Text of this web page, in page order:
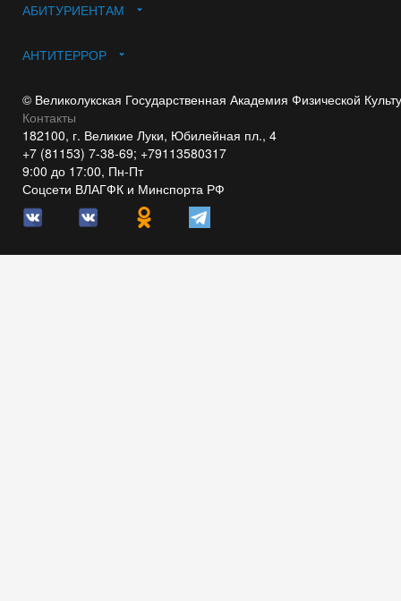
АБИТУРИЕНТАМ
АНТИТЕРРОР
© Великолукская Государственная Академия Физической
Контакты
182100, г. Великие Луки, Юбилейная пл., 4
+7 (81153) 7-38-69; +79113580317
9:00 до 17:00, Пн-Пт
Соцсети ВЛАГФК и Минспорта РФ